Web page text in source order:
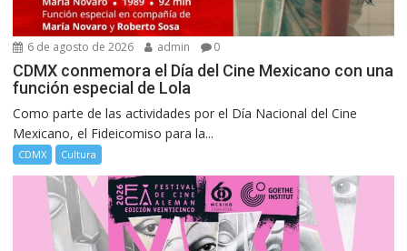
6 de agosto de 2026 admin 0
CDMX conmemora el Día del Cine Mexicano con una
función especial de Lola
Como parte de las actividades por el Día Nacional del Cine
Mexicano, el Fideicomiso para la...
CDMX Cultura